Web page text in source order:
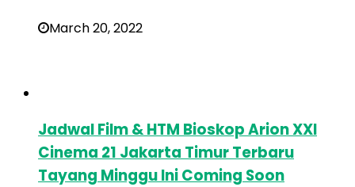
March 20, 2022
Jadwal Film & HTM Bioskop Arion XXI
Cinema 21 Jakarta Timur Terbaru
Tayang Minggu Ini Coming Soon